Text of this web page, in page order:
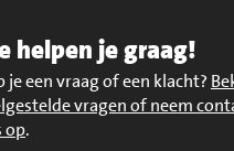
helpen je graag!
je een vraag of een klacht?
vragen of neem
op.